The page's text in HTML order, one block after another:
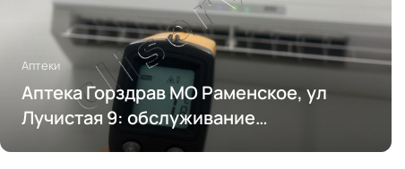
Аптеки
Аптека Горздрав МО Раменское, ул
Лучистая 9: обслуживание
кондиционирования